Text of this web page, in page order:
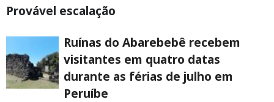
Provável escalação
Ruínas do Abarebebê recebem
visitantes em quatro datas
durante as férias de julho em
Peruíbe